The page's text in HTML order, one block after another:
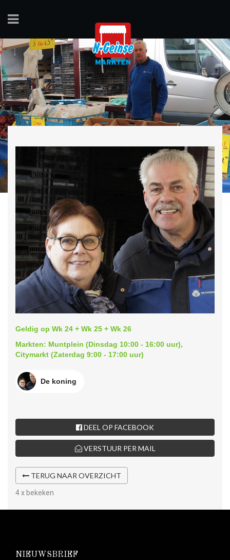
Geldig op Wk 24 + Wk 25 + Wk 26
Markten: Muntplein (Dinsdag 10:00 - 16:00 uur),
Citymarkt (Zaterdag 9:00 - 17:00 uur)
De koning
DEEL OP FACEBOOK
VERSTUUR PER MAIL
TERUG NAAR OVERZICHT
4 x bekeken
NIEUWSBRIEF